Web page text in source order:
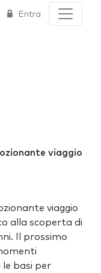
Entra
viaggio
viaggio
alla scoperta di
Il prossimo
le basi per